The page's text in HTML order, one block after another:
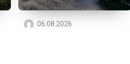
06.08.2026